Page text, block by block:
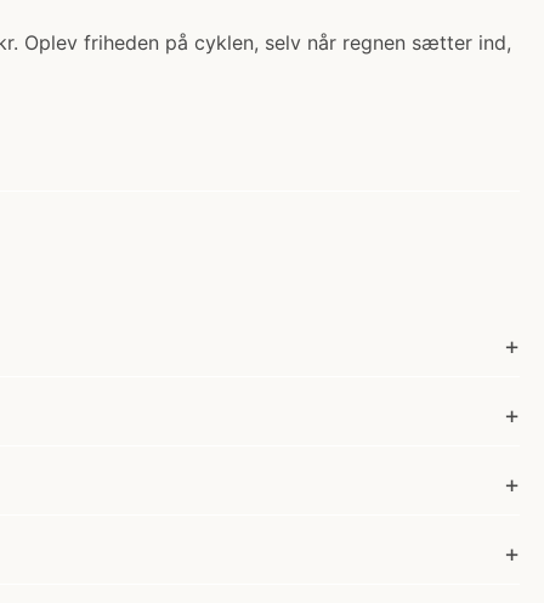
Oplev friheden på cyklen, selv når regnen sætter ind,